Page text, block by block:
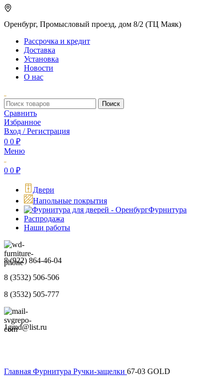
Оренбург, Промысловый проезд, дом 8/2 (ТЦ Маяк)
Рассрочка и кредит
Доставка
Установка
Новости
О нас
Поиск
Сравнить
Избранное
Вход / Регистрация
0 0 ₽
Меню
0 0 ₽
Двери
Напольные покрытия
Фурнитура
Распродажа
Наши работы
8 (922) 864-46-04
8 (3532) 506-506
8 (3532) 505-777
1gmd@list.ru
Главная Фурнитура Ручки-защелки 67-03 GOLD